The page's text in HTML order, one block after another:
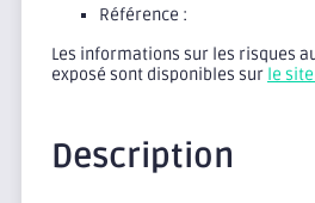
Référence :
Les informations sur les risques
exposé sont disponibles sur le
Description